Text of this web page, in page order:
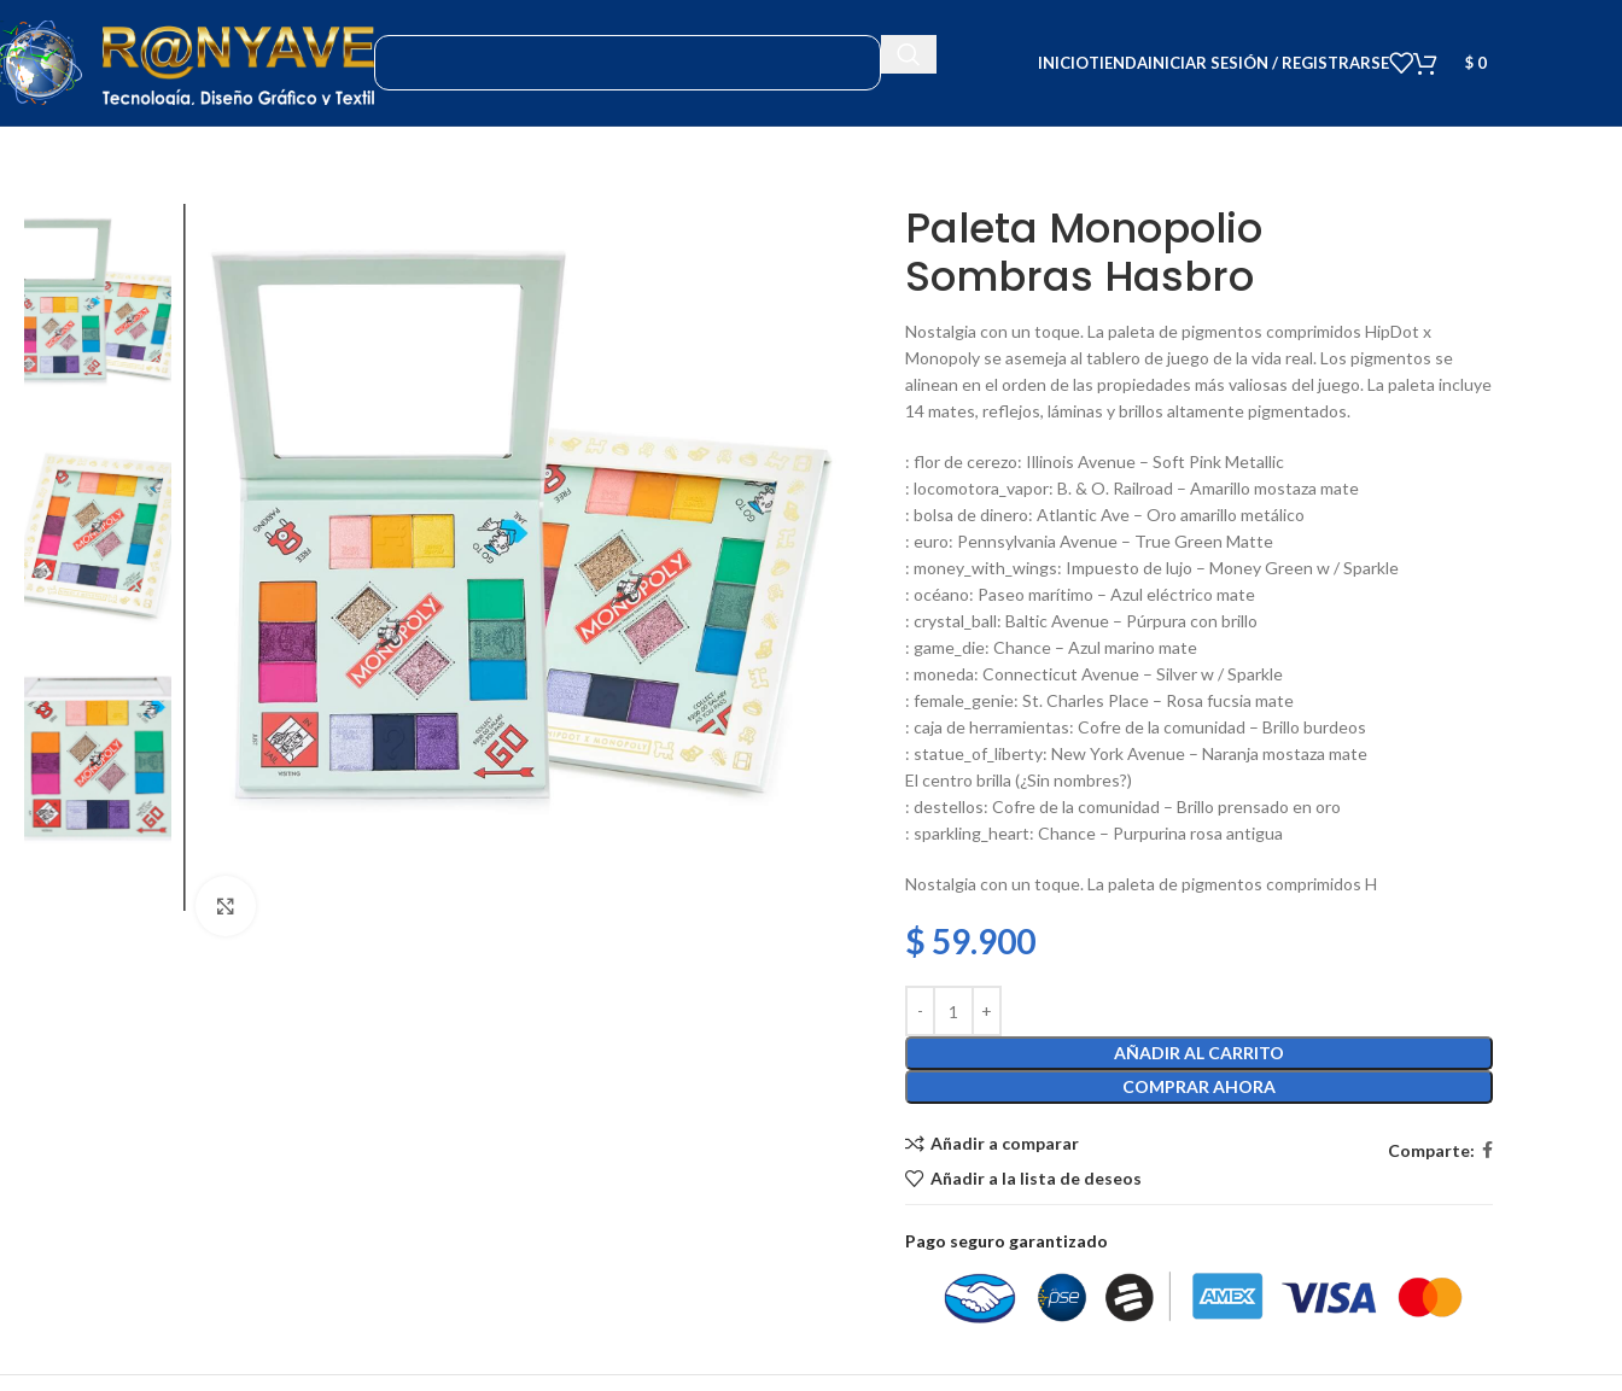
INICIOTIENDAINICIAR SESIÓN / REGISTRARSE $ 0
Paleta Monopolio
Sombras Hasbro
Nostalgia con un toque. La paleta de pigmentos comprimidos HipDot x
Monopoly se asemeja al tablero de juego de la vida real. Los pigmentos se
alinean en el orden de las propiedades más valiosas del juego. La paleta incluye
14 mates, reflejos, láminas y brillos altamente pigmentados.
: flor de cerezo: Illinois Avenue – Soft Pink Metallic
: locomotora_vapor: B. & O. Railroad – Amarillo mostaza mate
: bolsa de dinero: Atlantic Ave – Oro amarillo metálico
: euro: Pennsylvania Avenue – True Green Matte
: money_with_wings: Impuesto de lujo – Money Green w / Sparkle
: océano: Paseo marítimo – Azul eléctrico mate
: crystal_ball: Baltic Avenue – Púrpura con brillo
: game_die: Chance – Azul marino mate
: moneda: Connecticut Avenue – Silver w / Sparkle
: female_genie: St. Charles Place – Rosa fucsia mate
: caja de herramientas: Cofre de la comunidad – Brillo burdeos
: statue_of_liberty: New York Avenue – Naranja mostaza mate
El centro brilla (¿Sin nombres?)
: destellos: Cofre de la comunidad – Brillo prensado en oro
: sparkling_heart: Chance – Purpurina rosa antigua
Nostalgia con un toque. La paleta de pigmentos comprimidos H
$ 59.900
AÑADIR AL CARRITO
COMPRAR AHORA
Añadir a comparar
Añadir a la lista de deseos
Comparte:
Pago seguro garantizado